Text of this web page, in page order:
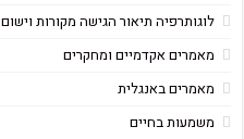
לוגותרפיה תיאור הגישה מקורות וישום
מאמרים אקדמיים ומחקרים
מאמרים באנגלית
משמעות בחיים